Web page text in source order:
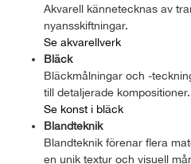
Akvarell kännetecknas av
nyansskiftningar.
Se akvarellverk
Bläck
Bläckmålningar och -
till detaljerade kompositioner.
Se konst i bläck
Blandteknik
Blandteknik förenar flera
en unik textur och visuell